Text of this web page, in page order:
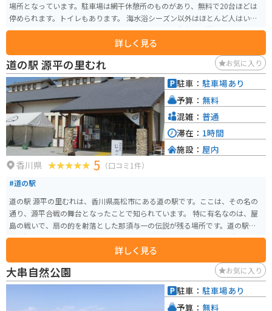
場所となっています。駐車場は網干休憩所のものがあり、無料で20台ほどは
停められます。トイレもあります。 海水浴シーズン以外はほとんど人はいま
せんので、ゆっくり景色を堪能できます。飲み物の自動販売機くらいはあり
ますが、飲食をするのであれば少し値段はしますが付近に魚料理のレストラ
ンがあります。
詳しく見る
道の駅 源平の里むれ お気に入り
香川県 5 （口コミ1件）
#道の駅
道の駅 源平の里むれは、香川県高松市にある道の駅です。ここは、その名の
通り、源平合戦の舞台となったことで知られています。 特に有名なのは、屋
島の戦いで、扇の的を射落とした那須与一の伝説が残る場所です。道の駅に
は、源平合戦に関する資料館や、那須与一が弓を構えたとされる場所を再現
したモニュメントなどがあります。 また、地元の特産品を販売する物産館も
あり、香川県の名産品であるうどんや、和三盆を使ったお菓子などを購入す
ることができます。バイクで訪れる際は、駐車場も広く、休憩場所としても
最適です。周辺には、源義経ゆかりの地や、四国八十八ヶ所霊場の札所など
詳しく見る
駐車： 駐車場あり
予算： 無料
混雑： 普通
滞在： 1時間
施設： 屋内
大串自然公園 お気に入り
駐車： 駐車場あり
予算： 無料